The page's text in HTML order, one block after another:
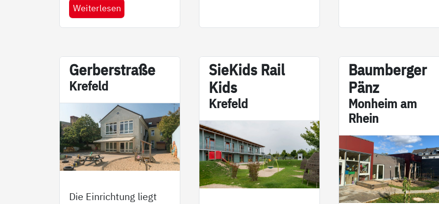
Weiterlesen
Ger­ber­stra­ße
Kre­feld
Die Einrichtung liegt
Sie­Kids Rail
Kids
Kre­feld
Baum­ber­ger
Pänz
Mon­heim am
Rhein